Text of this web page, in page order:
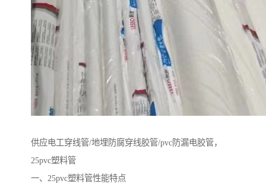
供应电工穿线管/地埋防腐穿线胶管/pvc防漏电胶管，
25pvc塑料管
一、25pvc塑料管性能特点